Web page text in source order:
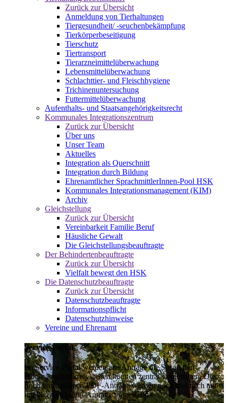
Zurück zur Übersicht
Anmeldung von Tierhaltungen
Tiergesundheit/ -seuchenbekämpfung
Tierkörperbeseitigung
Tierschutz
Tiertransport
Tierarzneimittelüberwachung
Lebensmittelüberwachung
Schlachttier- und Fleischhygiene
Trichinenuntersuchung
Futtermittelüberwachung
Aufenthalts- und Staatsangehörigkeitsrecht
Kommunales Integrationszentrum
Zurück zur Übersicht
Über uns
Unser Team
Aktuelles
Integration als Querschnitt
Integration durch Bildung
Ehrenamtlicher SprachmittlerInnen-Pool HSK
Kommunales Integrationsmanagement (KIM)
Archiv
Gleichstellung
Zurück zur Übersicht
Vereinbarkeit Familie Beruf
Häusliche Gewalt
Die Gleichstellungsbeauftragte
Der Behindertenbeauftragte
Zurück zur Übersicht
Vielfalt bewegt den HSK
Die Datenschutzbeauftragte
Zurück zur Übersicht
Datenschutzbeauftragte
Informationspflicht
Datenschutzhinweise
Vereine und Ehrenamt
Service-Portal
Im Service-Portal werden alle Anträge die Sie an den
Hochsauerlandkreis stellen können zentral vorgehalten. Die
noch vorhandenen PDF-Anträge werden nach und nach auf
intelligente Online-Anträge umgestellt.